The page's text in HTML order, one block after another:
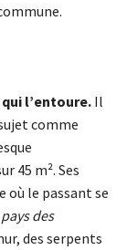
l’entoure. Il
comme
45 m². Ses
où le passant se
des
des serpents